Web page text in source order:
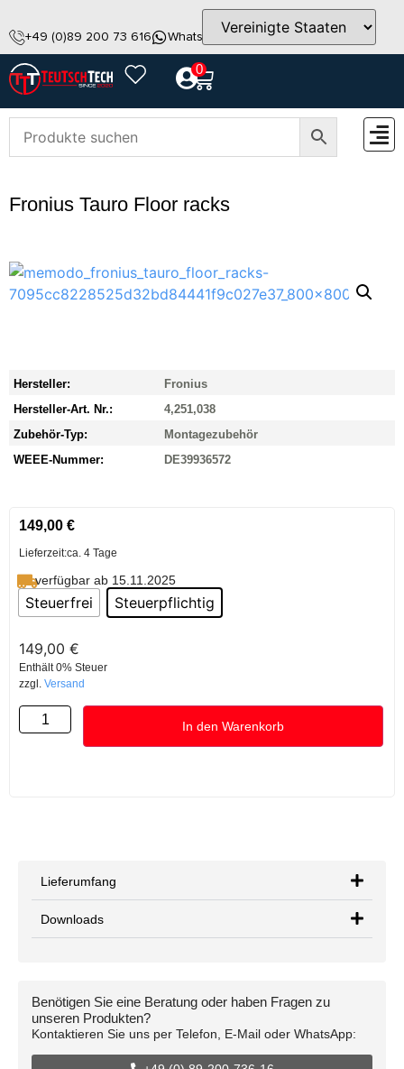
+49 (0)89 200 73 616 WhatsApp info@teutschtech.com
0
Fronius Tauro Floor racks
Hersteller:
Fronius
Hersteller-Art. Nr.:
4,251,038
Zubehör-Typ:
Montagezubehör
WEEE-Nummer:
DE39936572
149,00 €
Lieferzeit:ca. 4 Tage
verfügbar ab 15.11.2025
Steuerfrei Steuerpflichtig
149,00 €
Enthält 0% Steuer
zzgl. Versand
In den Warenkorb
Lieferumfang
Downloads
Benötigen Sie eine Beratung oder haben Fragen zu
unseren Produkten?
Kontaktieren Sie uns per Telefon, E-Mail oder WhatsApp: